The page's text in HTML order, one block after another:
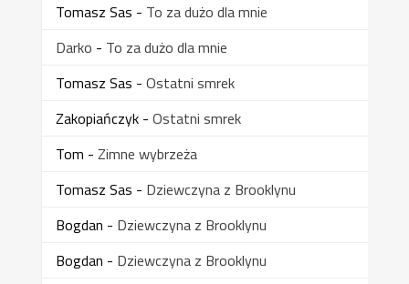
Tomasz Sas - To za dużo dla mnie
Darko - To za dużo dla mnie
Tomasz Sas - Ostatni smrek
Zakopiańczyk- Ostatni smrek
Tom - Zimne wybrzeża
Tomasz Sas - Dziewczyna z Brooklynu
Bogdan - Dziewczyna z Brooklynu
Bogdan - Dziewczyna z Brooklynu